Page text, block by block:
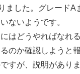
ました。グレードA
ないようです。
はどうやればなれ
のか確認しようと
すが、説明があり